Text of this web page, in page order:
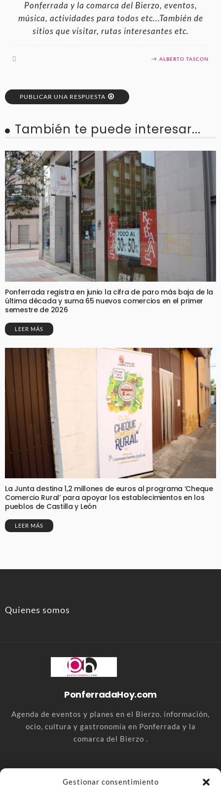
Gestionar consentimiento
Ponferrada y la comarca del Bierzo, eventos,
música, actividades para todos etc...También de
sitios que visitar, rutas interesantes etc.
ALBERTO TASCON
PUBLICAR UNA RESPUESTA
También te puede interesar...
Ponferrada registra en junio la cifra de paro más baja de la
última década y suma 65 nuevos comercios en el primer
semestre de 2026
LEER MÁS
La Junta destina 1,2 millones de euros al programa ‘Cheque
Comercio Rural’ para apoyar los establecimientos en los
pueblos de Castilla y León
LEER MÁS
Quienes somos
PonferradaHoy.com
Agenda de eventos y planes en el Bierzo. información,
ocio, cultura y gastronomía en Ponferrada y la
comarca del Bierzo .
comarca del Bierzo